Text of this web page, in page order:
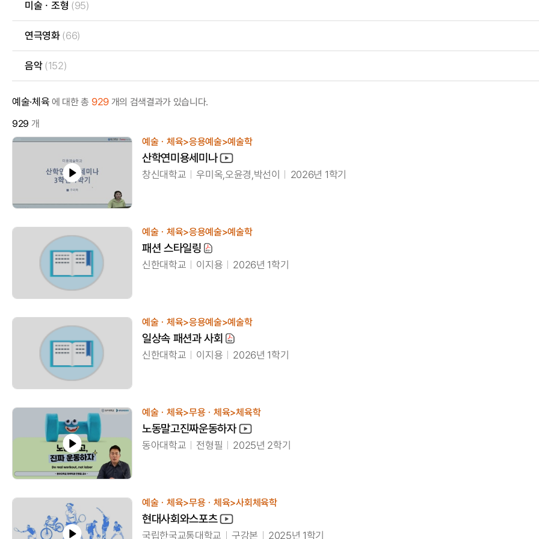
미술ㆍ조형 (95)
연극영화(66)
음악 (152)
예술·체육에 대한 총 929개의 검색결과가 있습니다.
929 개
예술ㆍ체육>응용예술>예술학
산학연미용세미나
창신대학교 우미옥,오윤경,박선이 2026년 1학기
예술ㆍ체육>응용예술>예술학
패션 스타일링
신한대학교 이지용 2026년 1학기
예술ㆍ체육>응용예술>예술학
일상속 패션과 사회
신한대학교 이지용 2026년 1학기
예술ㆍ체육>무용ㆍ체육>체육학
노동말고진짜운동하자
동아대학교 전형필 2025년 2학기
예술ㆍ체육>무용ㆍ체육>사회체육학
현대사회와스포츠
국립한국교통대학교 구강본 2025년 1학기